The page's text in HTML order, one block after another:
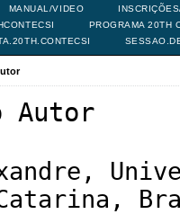
MANUAL/VIDEO
PROGRAMA 20TH
Autor